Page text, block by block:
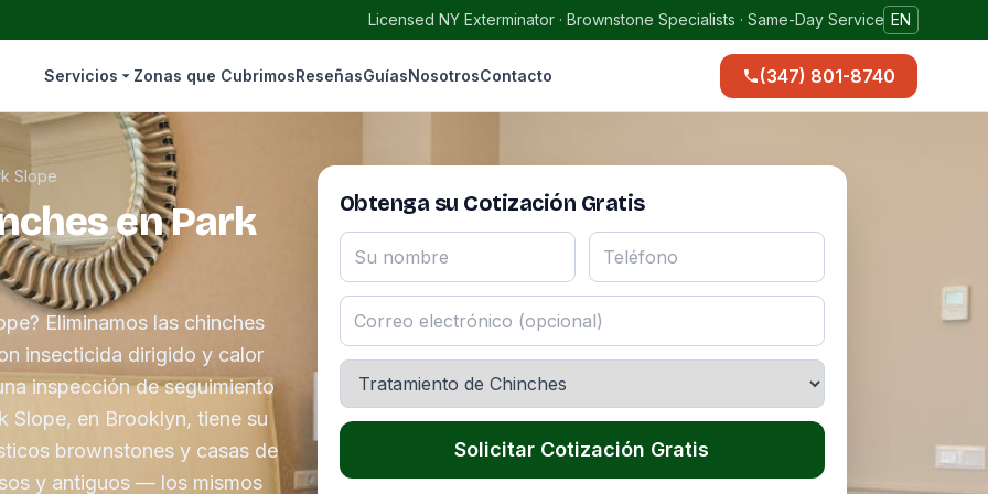
Licensed NY Exterminator · Brownstone Specialists · Same-Day Service EN
Servicios Zonas que CubrimosReseñasGuíasNosotrosContacto (347) 801-8740
Slope
en Park
Eliminamos las chinches
insecticida dirigido y calor
inspección de seguimiento
Slope, en Brooklyn, tiene su
brownstones y casas de
y antiguos — los mismos
Obtenga su Cotización Gratis
Solicitar Cotización Gratis